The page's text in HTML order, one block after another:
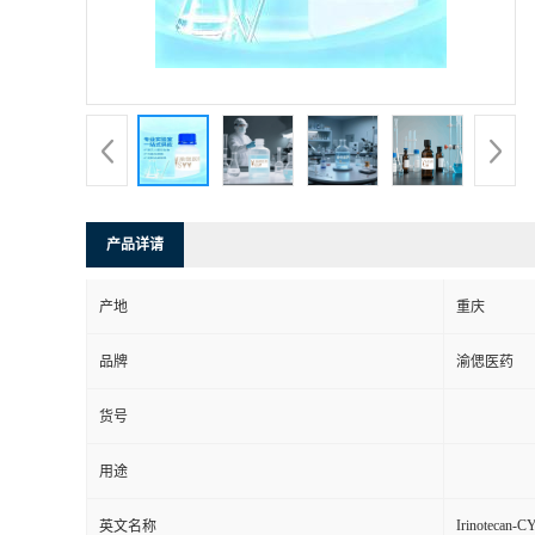
产品详请
产地 重庆
品牌 渝偲医药
货号
用途
英文名称 Irinotecan-